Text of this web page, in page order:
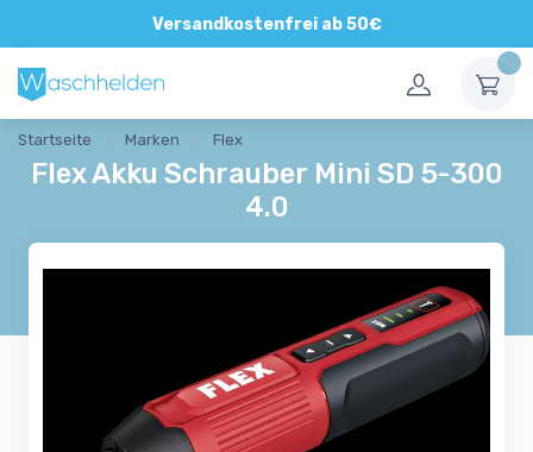
Versandkostenfrei ab 50€
Direkte und persönliche Beratung
Startseite Marken Flex
Flex Akku Schrauber Mini SD 5-300
4.0